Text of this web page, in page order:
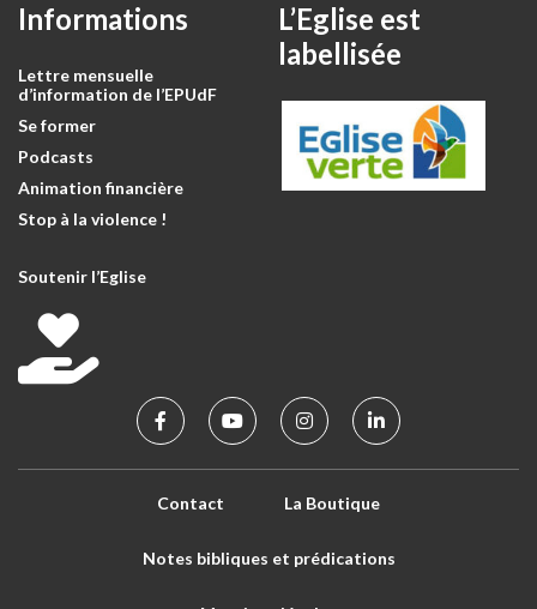
Informations
Lettre mensuelle
d’information de l’EPUdF
Se former
Podcasts
Animation financière
Stop à la violence !
Soutenir l’Eglise
L’Eglise est
labellisée
Contact La Boutique
Notes bibliques et prédications